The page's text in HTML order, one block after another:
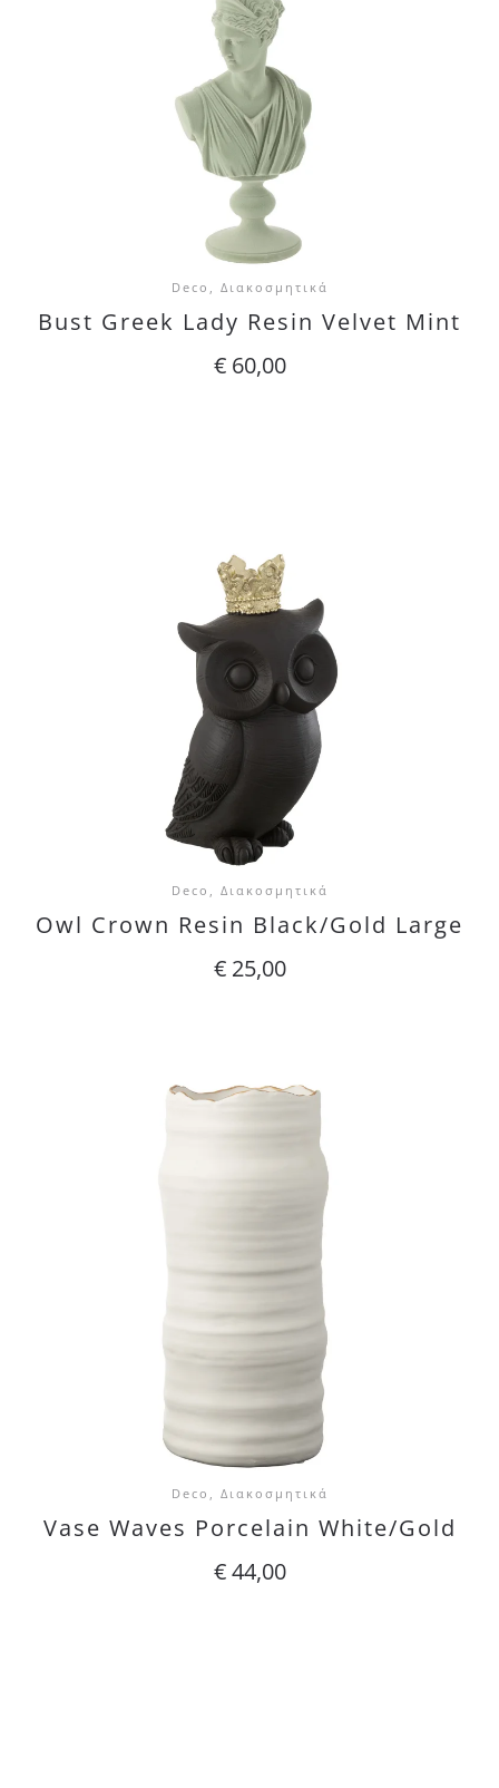
Deco, Διακοσμητικά
Bust Greek Lady Resin Velvet Mint
€60,00
Deco, Διακοσμητικά
Owl Crown Resin Black/Gold Large
€25,00
Deco, Διακοσμητικά
Vase Waves Porcelain White/Gold
€44,00